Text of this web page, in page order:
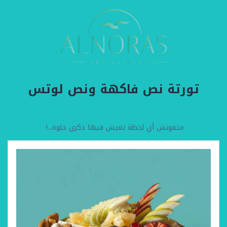
تورتة نص فاكهة ونص لوتس
متفوتش أي لحظة تعيش فيها ذكري حلوة...!